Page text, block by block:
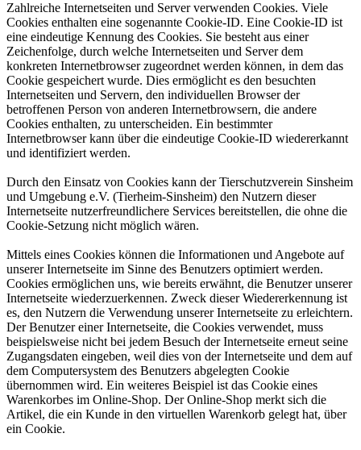
Zahlreiche Internetseiten und Server verwenden Cookies. Viele
Cookies enthalten eine sogenannte Cookie-ID. Eine Cookie-ID ist
eine eindeutige Kennung des Cookies. Sie besteht aus einer
Zeichenfolge, durch welche Internetseiten und Server dem
konkreten Internetbrowser zugeordnet werden können, in dem das
Cookie gespeichert wurde. Dies ermöglicht es den besuchten
Internetseiten und Servern, den individuellen Browser der
betroffenen Person von anderen Internetbrowsern, die andere
Cookies enthalten, zu unterscheiden. Ein bestimmter
Internetbrowser kann über die eindeutige Cookie-ID wiedererkannt
und identifiziert werden.
Durch den Einsatz von Cookies kann der Tierschutzverein Sinsheim
und Umgebung e.V. (Tierheim-Sinsheim) den Nutzern dieser
Internetseite nutzerfreundlichere Services bereitstellen, die ohne die
Cookie-Setzung nicht möglich wären.
Mittels eines Cookies können die Informationen und Angebote auf
unserer Internetseite im Sinne des Benutzers optimiert werden.
Cookies ermöglichen uns, wie bereits erwähnt, die Benutzer unserer
Internetseite wiederzuerkennen. Zweck dieser Wiedererkennung ist
es, den Nutzern die Verwendung unserer Internetseite zu erleichtern.
Der Benutzer einer Internetseite, die Cookies verwendet, muss
beispielsweise nicht bei jedem Besuch der Internetseite erneut seine
Zugangsdaten eingeben, weil dies von der Internetseite und dem auf
dem Computersystem des Benutzers abgelegten Cookie
übernommen wird. Ein weiteres Beispiel ist das Cookie eines
Warenkorbes im Online-Shop. Der Online-Shop merkt sich die
Artikel, die ein Kunde in den virtuellen Warenkorb gelegt hat, über
ein Cookie.